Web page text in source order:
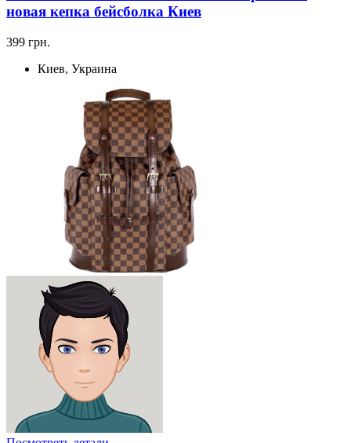
новая кепка бейсболка Киев
399 грн.
Киев, Украина